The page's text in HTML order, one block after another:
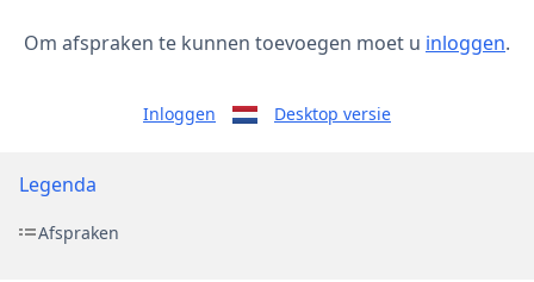
Om afspraken te kunnen toevoegen moet u inloggen.
Inloggen Desktop versie
Legenda
Afspraken